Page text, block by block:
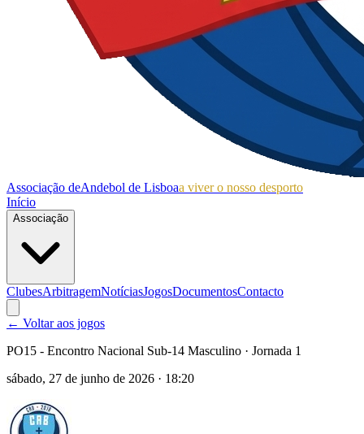
Associação deAndebol de Lisboaa viver o nosso desporto
Início
Associação
ClubesArbitragemNotíciasJogosDocumentosContacto
← Voltar aos jogos
PO15 - Encontro Nacional Sub-14 Masculino · Jornada 1
sábado, 27 de junho de 2026 · 18:20